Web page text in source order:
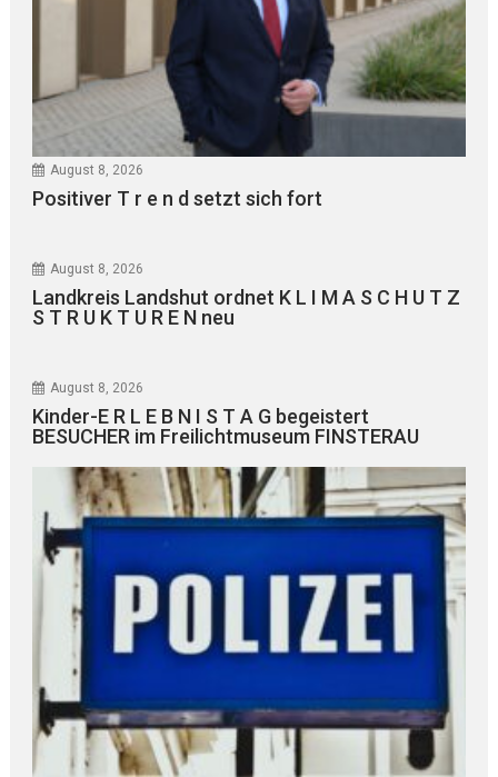
August 8, 2026
Positiver T r e n d setzt sich fort
August 8, 2026
Landkreis Landshut ordnet K L I M A S C H U T Z
S T R U K T U R E N neu
August 8, 2026
Kinder-E R L E B N I S T A G begeistert
BESUCHER im Freilichtmuseum FINSTERAU